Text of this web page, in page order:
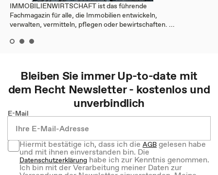
IMMOBILIENWIRTSCHAFT ist das führende
Fachmagazin für alle, die Immobilien entwickeln,
verwalten, vermitteln, pflegen oder bewirtschaften. ...
Bleiben Sie immer Up-to-date mit
dem Recht Newsletter - kostenlos und
unverbindlich
E-Mail
Hiermit bestätige ich, dass ich dieAGBgelesen habe
und mit ihnen einverstanden bin. Die
Datenschutzerklärung habe ich zur Kenntnis genommen.
Ich bin mit der Verarbeitung meiner Daten zur